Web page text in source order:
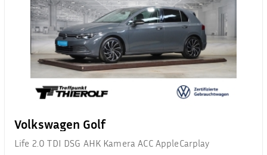
Volkswagen Golf
Life 2.0 TDI DSG AHK Kamera ACC AppleCarplay